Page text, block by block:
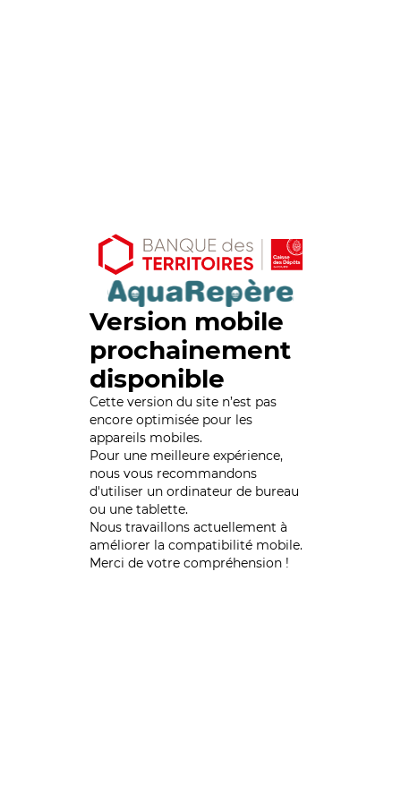
Version mobile
prochainement
disponible
Cette version du site n’est pas
encore optimisée pour les
appareils mobiles.
Pour une meilleure expérience,
nous vous recommandons
d'utiliser un ordinateur de bureau
ou une tablette.
Nous travaillons actuellement à
améliorer la compatibilité mobile.
Merci de votre compréhension !